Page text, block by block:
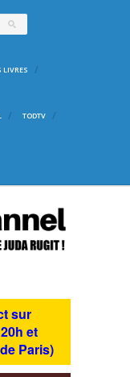
LIVRES
TODTV
sur
et
Paris)